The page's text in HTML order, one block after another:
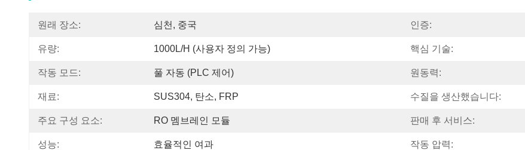
원래 장소: 심천, 중국 인증:
유량: 1000L/H (사용자 정의 가능) 핵심 기술:
작동 모드: 풀 자동 (PLC 제어) 원동력:
재료: SUS304, 탄소, FRP 수질을 생산했습니다:
주요 구성 요소: RO 멤브레인 모듈 판매 후 서비스:
성능: 효율적인 여과 작동 압력: